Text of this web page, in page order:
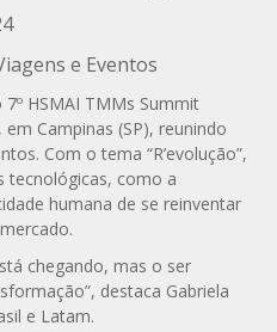
e Eventos
HSMAI TMMs Summit
Campinas (SP), reunindo
Com o tema “R’evolução”,
tecnológicas, como a
humana de se reinventar
chegando, mas o ser
destaca Gabriela
e Latam.